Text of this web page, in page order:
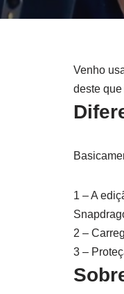
Venho
deste
1 – A
2 –
3 –